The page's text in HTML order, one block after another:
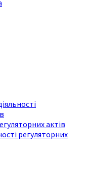
актів
регуляторних